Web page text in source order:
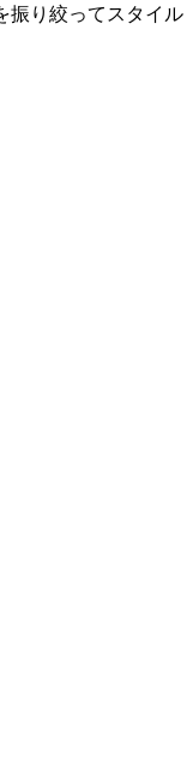
振り絞ってスタイル